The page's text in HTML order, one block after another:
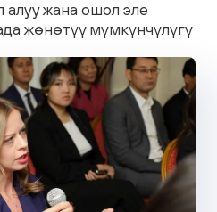
жана ошол эле
жөнөтүү мүмкүнчүлүгү